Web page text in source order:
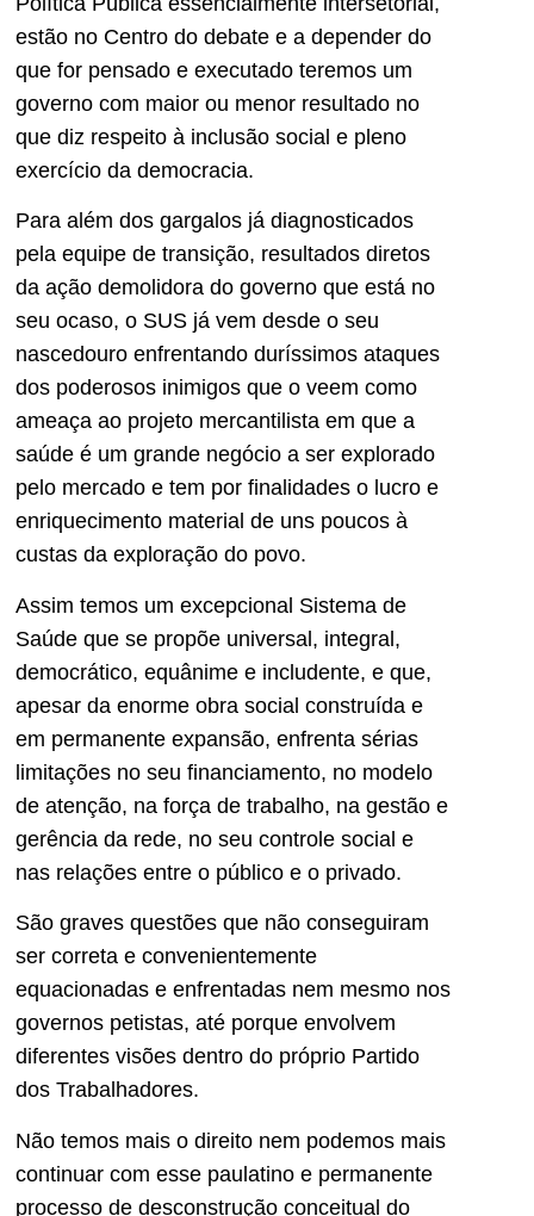
estão no Centro do debate e a depender do
que for pensado e executado teremos um
governo com maior ou menor resultado no
que diz respeito à inclusão social e pleno
exercício da democracia.
Para além dos gargalos já diagnosticados
pela equipe de transição, resultados diretos
da ação demolidora do governo que está no
seu ocaso, o SUS já vem desde o seu
nascedouro enfrentando duríssimos ataques
dos poderosos inimigos que o veem como
ameaça ao projeto mercantilista em que a
saúde é um grande negócio a ser explorado
pelo mercado e tem por finalidades o lucro e
enriquecimento material de uns poucos à
custas da exploração do povo.
Assim temos um excepcional Sistema de
Saúde que se propõe universal, integral,
democrático, equânime e includente, e que,
apesar da enorme obra social construída e
em permanente expansão, enfrenta sérias
limitações no seu financiamento, no modelo
de atenção, na força de trabalho, na gestão e
gerência da rede, no seu controle social e
nas relações entre o público e o privado.
São graves questões que não conseguiram
ser correta e convenientemente
equacionadas e enfrentadas nem mesmo nos
governos petistas, até porque envolvem
diferentes visões dentro do próprio Partido
dos Trabalhadores.
Não temos mais o direito nem podemos mais
continuar com esse paulatino e permanente
processo de desconstrução conceitual do